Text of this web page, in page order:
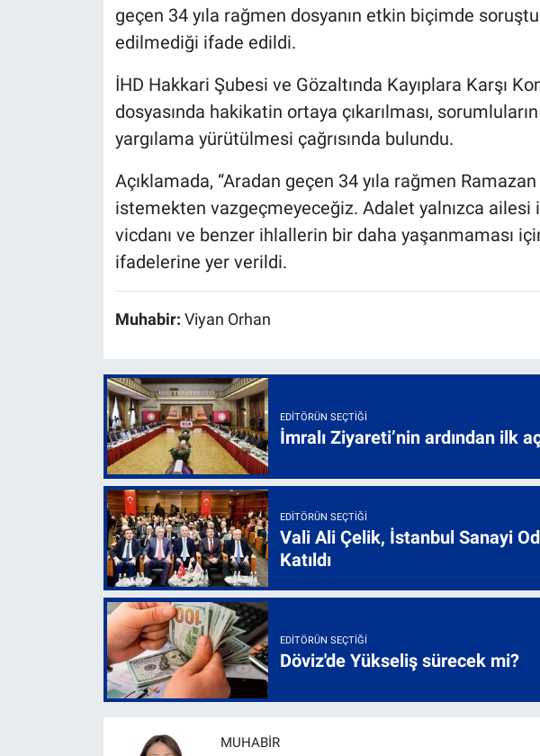
geçen 34 yıla rağmen dosyanın etkin biçimde
edilmediği ifade edildi.
İHD Hakkari Şubesi ve Gözaltında Kayıplara Karşı
dosyasında hakikatin ortaya çıkarılması,
yargılama yürütülmesi çağrısında bulundu.
Açıklamada, “Aradan geçen 34 yıla rağmen
istemekten vazgeçmeyeceğiz. Adalet yalnızca
vicdanı ve benzer ihlallerin bir daha yaşanmaması
ifadelerine yer verildi.
Muhabir: Viyan Orhan
EDITÖRÜN SEÇTIĞI
İmralı Ziyareti’nin ardından ilk
EDITÖRÜN SEÇTIĞI
Vali Ali Çelik, İstanbul Sanayi
Katıldı
EDITÖRÜN SEÇTIĞI
Döviz'de Yükseliş sürecek mi?
MUHABIR